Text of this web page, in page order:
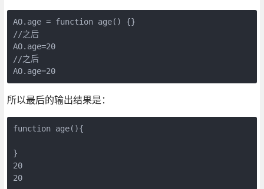
AO.age = function age() {}
//之后
AO.age=20
//之后
AO.age=20
所以最后的输出结果是：
function age(){
}
20
20